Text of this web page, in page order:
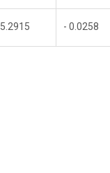
5.2915 - 0.0258